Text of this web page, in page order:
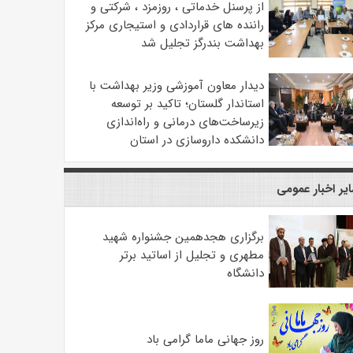
از پرسنل خدماتی ، روزمزد ، شرکتی و
راننده های قراردادی و استیجاری مرکز
بهداشت بندرگز تجلیل شد
دیدار معاون آموزشی وزیر بهداشت با
استاندار گلستان؛ تاکید بر توسعه
زیرساخت‌های درمانی و راه‌اندازی
دانشکده داروسازی در استان
اخبار عمومی
برگزاری هجدهمین جشنواره شهید
مطهری و تجلیل از اساتید برتر
دانشگاه
روز جهانی ماما گرامی باد